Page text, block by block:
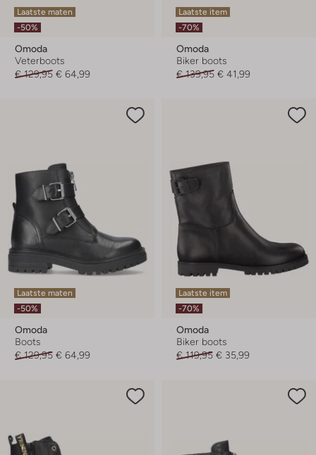
Laatste maten
-50%
Omoda
Veterboots
€ 129,95 € 64,99
Laatste item
-70%
Omoda
Biker boots
€ 139,95 € 41,99
Laatste maten
-50%
Omoda
Boots
€ 129,95 € 64,99
Laatste item
-70%
Omoda
Biker boots
€ 119,95 € 35,99